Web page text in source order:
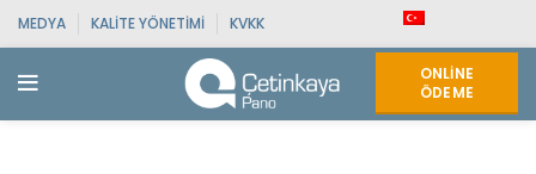
MEDYA KALITE YÖNETIMI KVKK
ONLINE
ÖDEME